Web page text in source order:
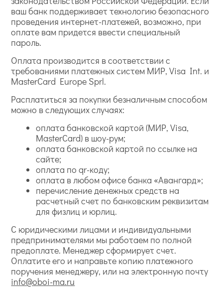
ваш банк поддерживает технологию безопасного
проведения интернет-платежей, возможно, при
оплате вам придется ввести специальный
пароль.
Оплата производится в соответствии с
требованиями платежных систем МИР, Visa Int. и
MasterCard Europe Sprl.
Расплатиться за покупки безналичным способом
можно в следующих случаях:
оплата банковской картой (МИР, Visa,
MasterCard) в шоу-рум;
оплата банковской картой по ссылке на
сайте;
оплата по qr-коду;
оплата в любом офисе банка «Авангард»;
перечисление денежных средств на
расчетный счет по банковским реквизитам
для физлиц и юрлиц.
С юридическими лицами и индивидуальными
предпринимателями мы работаем по полной
предоплате. Менеджер сформирует счет.
Оплатите его и направьте копию платежного
поручения менеджеру, или на электронную почту
info@oboi-ma.ru